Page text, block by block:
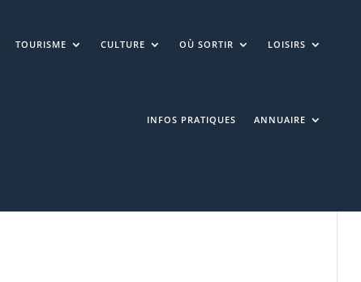
TOURISME CULTURE OÙ SORTIR LOISIRS
INFOS PRATIQUES ANNUAIRE